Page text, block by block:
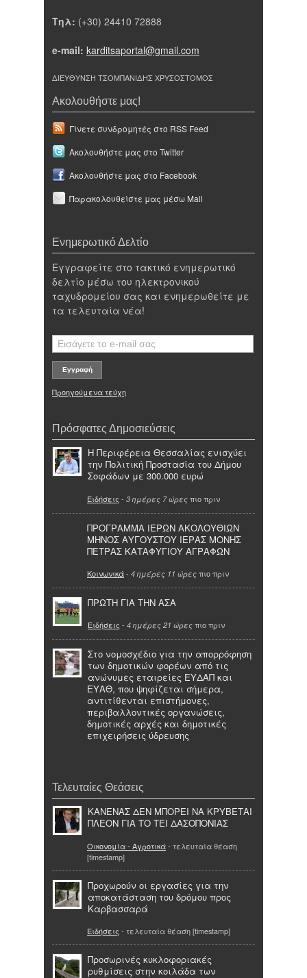
Τηλ: (+30) 24410 72888
e-mail: karditsaportal@gmail.com
ΔΙΕΥΘΥΝΣΗ ΤΣΟΜΠΑΝΙΔΗΣ ΧΡΥΣΟΣΤΟΜΟΣ
Ακολουθήστε μας!
Γίνετε συνδρομητές στο RSS Feed
Ακολουθήστε μας στο Twitter
Ακολουθήστε μας στο Facebook
Παρακολουθείστε μας μέσω Mail
Ενημερωτικό Δελτίο
Εγγραφείτε στο τακτικό ενημερωτικό
δελτίο μέσω του ηλεκτρονικού
ταχυδρομείου σας και ενημερωθείτε με
τα τελευταία νέα!
Προηγούμενα τεύχη
Πρόσφατες Δημοσιεύσεις
Η Περιφέρεια Θεσσαλίας ενισχύει
την Πολιτική Προστασία του Δήμου
Σοφάδων με 300.000 ευρώ
Ειδήσεις - 3 ημέρες 7 ώρες πιο πριν
ΠΡΟΓΡΑΜΜΑ ΙΕΡΩΝ ΑΚΟΛΟΥΘΙΩΝ
ΜΗΝΟΣ ΑΥΓΟΥΣΤΟΥ ΙΕΡΑΣ ΜΟΝΗΣ
ΠΕΤΡΑΣ ΚΑΤΑΦΥΓΙΟΥ ΑΓΡΑΦΩΝ
Κοινωνικά- 4 ημέρες 11 ώρες πιο πριν
ΠΡΩΤΗ ΓΙΑ ΤΗΝ ΑΣΑ
Ειδήσεις - 4 ημέρες 21 ώρες πιο πριν
Στο νομοσχέδιο για την απορρόφηση
των δημοτικών φορέων από τις
ανώνυμες εταιρείες ΕΥΔΑΠ και
ΕΥΑΘ, που ψηφίζεται σήμερα,
αντιτίθενται επιστήμονες,
περιβαλλοντικές οργανώσεις,
δημοτικές αρχές και δημοτικές
επιχειρήσεις ύδρευσης
Τελευταίες Θεάσεις
ΚΑΝΕΝΑΣ ΔΕΝ ΜΠΟΡΕΙ ΝΑ ΚΡΥΒΕΤΑΙ
ΠΛΕΟΝ ΓΙΑ ΤΟ ΤΕΙ ΔΑΣΟΠΟΝΙΑΣ
Οικονομία - Αγροτικά- τελευταία θέαση
[timestamp]
Προχωρούν οι εργασίες για την
αποκατάσταση του δρόμου προς
Καρβασσαρά
Ειδήσεις - τελευταία θέαση [timestamp]
Προσωρινές κυκλοφοριακές
ρυθμίσεις στην κοιλάδα των